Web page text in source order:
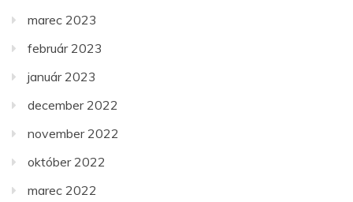
marec 2023
február 2023
január 2023
december 2022
november 2022
október 2022
marec 2022